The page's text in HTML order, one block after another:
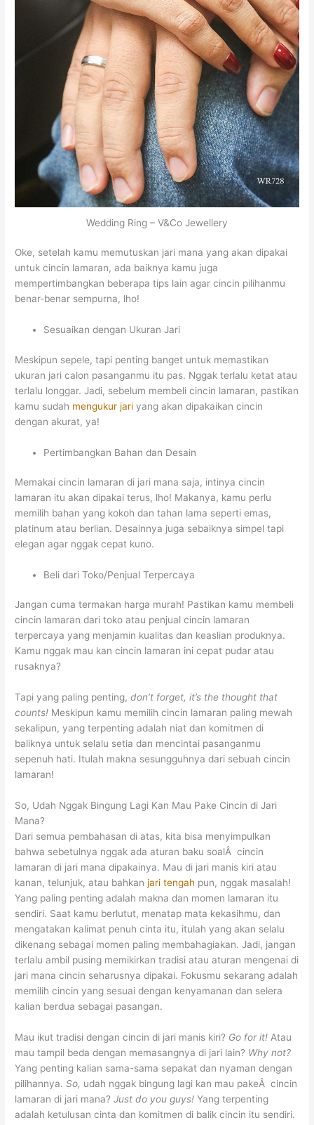
Wedding Ring – V&Co Jewellery
Oke, setelah kamu memutuskan jari mana yang akan dipakai
untuk cincin lamaran, ada baiknya kamu juga
mempertimbangkan beberapa tips lain agar cincin pilihanmu
benar-benar sempurna, lho!
Sesuaikan dengan Ukuran Jari
Meskipun sepele, tapi penting banget untuk memastikan
ukuran jari calon pasanganmu itu pas. Nggak terlalu ketat atau
terlalu longgar. Jadi, sebelum membeli cincin lamaran, pastikan
kamu sudah mengukur jari yang akan dipakaikan cincin
dengan akurat, ya!
Pertimbangkan Bahan dan Desain
Memakai cincin lamaran di jari mana saja, intinya cincin
lamaran itu akan dipakai terus, lho! Makanya, kamu perlu
memilih bahan yang kokoh dan tahan lama seperti emas,
platinum atau berlian. Desainnya juga sebaiknya simpel tapi
elegan agar nggak cepat kuno.
Beli dari Toko/Penjual Terpercaya
Jangan cuma termakan harga murah! Pastikan kamu membeli
cincin lamaran dari toko atau penjual cincin lamaran
terpercaya yang menjamin kualitas dan keaslian produknya.
Kamu nggak mau kan cincin lamaran ini cepat pudar atau
rusaknya?
Tapi yang paling penting, don’t forget, it’s the thought that
counts! Meskipun kamu memilih cincin lamaran paling mewah
sekalipun, yang terpenting adalah niat dan komitmen di
baliknya untuk selalu setia dan mencintai pasanganmu
sepenuh hati. Itulah makna sesungguhnya dari sebuah cincin
lamaran!
So, Udah Nggak Bingung Lagi Kan Mau Pake Cincin di Jari
Mana?
Dari semua pembahasan di atas, kita bisa menyimpulkan
bahwa sebetulnya nggak ada aturan baku soalÂ cincin
lamaran di jari mana dipakainya. Mau di jari manis kiri atau
kanan, telunjuk, atau bahkan jari tengah pun, nggak masalah!
Yang paling penting adalah makna dan momen lamaran itu
sendiri. Saat kamu berlutut, menatap mata kekasihmu, dan
mengatakan kalimat penuh cinta itu, itulah yang akan selalu
dikenang sebagai momen paling membahagiakan. Jadi, jangan
terlalu ambil pusing memikirkan tradisi atau aturan mengenai di
jari mana cincin seharusnya dipakai. Fokusmu sekarang adalah
memilih cincin yang sesuai dengan kenyamanan dan selera
kalian berdua sebagai pasangan.
Mau ikut tradisi dengan cincin di jari manis kiri? Go for it! Atau
mau tampil beda dengan memasangnya di jari lain? Why not?
Yang penting kalian sama-sama sepakat dan nyaman dengan
pilihannya. So, udah nggak bingung lagi kan mau pakeÂ cincin
lamaran di jari mana?Just do you guys!Yang terpenting
adalah ketulusan cinta dan komitmen di balik cincin itu sendiri.